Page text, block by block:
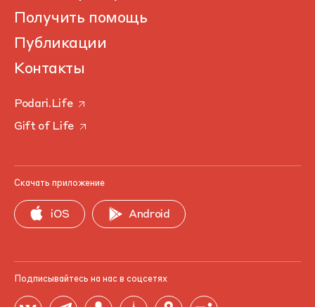
Получить помощь
Публикации
Контакты
Podari.Life
Gift of Life
Скачать приложение
iOS Android
Подписывайтесь на нас в соцсетях